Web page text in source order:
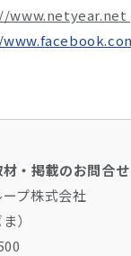
www.netyear.net
・掲載のお問合せ
プ株式会社
）